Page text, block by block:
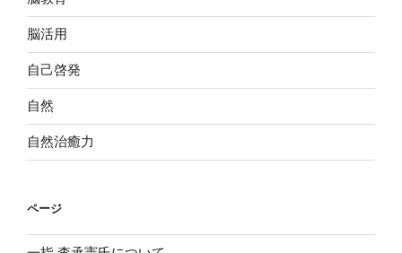
脳活用
自己啓発
自然
自然治癒力
ページ